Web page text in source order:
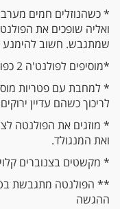
* כשהנוזלים חמים
ואליה שופכים את
שמתגבש. חשוב להימנע
*מוסיפים לפולנט'ה 2 כפות אגוז'נו.
* למחבת עם פטריות
לריכוך כשהם עדיין ירוקים
* מוזגים את הפולנטה
ואת המנגולד.
* מקשטים בצנוברים
** הפולנטה מתגבשת
ההגשה